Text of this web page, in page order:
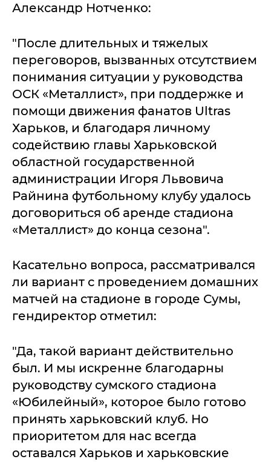
Александр Нотченко:
"После длительных и тяжелых
переговоров, вызванных отсутствием
понимания ситуации у руководства
ОСК «Металлист», при поддержке и
помощи движения фанатов Ultras
Харьков, и благодаря личному
содействию главы Харьковской
областной государственной
администрации Игоря Львовича
Райнина футбольному клубу удалось
договориться об аренде стадиона
«Металлист» до конца сезона".
Касательно вопроса, рассматривался
ли вариант с проведением домашних
матчей на стадионе в городе Сумы,
гендиректор отметил:
"Да, такой вариант действительно
был. И мы искренне благодарны
руководству сумского стадиона
«Юбилейный», которое было готово
принять харьковский клуб. Но
приоритетом для нас всегда
оставался Харьков и харьковские